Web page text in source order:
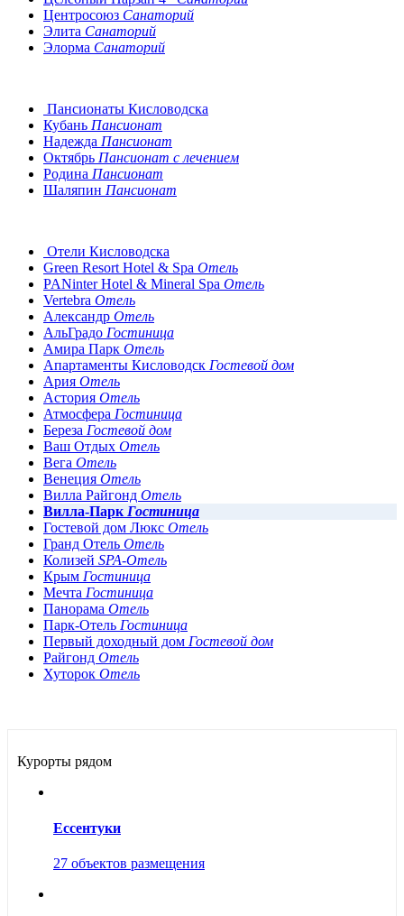
Центросоюз Санаторий
Элита Санаторий
Элорма Санаторий
Пансионаты Кисловодска
Кубань Пансионат
Надежда Пансионат
Октябрь Пансионат с лечением
Родина Пансионат
Шаляпин Пансионат
Отели Кисловодска
Green Resort Hotel & Spa Отель
PANinter Hotel & Mineral Spa Отель
Vertebra Отель
Александр Отель
АльГрадо Гостиница
Амира Парк Отель
Апартаменты Кисловодск Гостевой дом
Ария Отель
Астория Отель
Атмосфера Гостиница
Береза Гостевой дом
Ваш Отдых Отель
Вега Отель
Венеция Отель
Вилла Райгонд Отель
Вилла-ПаркГостиница
Гостевой дом Люкс Отель
Гранд Отель Отель
Колизей SPA-Отель
Крым Гостиница
Мечта Гостиница
Панорама Отель
Парк-Отель Гостиница
Первый доходный дом Гостевой дом
Райгонд Отель
Хуторок Отель
Курорты рядом
Ессентуки
27 объектов размещения